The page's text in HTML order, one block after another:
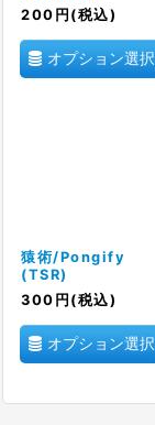
200 円 (税込)
オプション選択
猿術/Pongify
(TSR)
300 円 (税込)
オプション選択